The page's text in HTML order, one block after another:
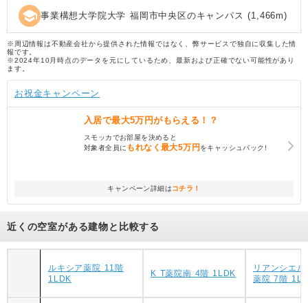
school 事業構想大学院大学 福岡市中央区のキャンパス (1,466m)
※周辺情報は不動産会社から提供された情報ではなく、弊サービスで独自に収集した情
報です。
※2024年10月時点のデータを元にしているため、最新および正確でない可能性があり
ます。
お祝金キャンペーン
入居で最大5万円がもらえる！？
スモッカでお部屋を決めると
対象者全員に もれなく最大5万円 をキャッシュバック!
キャンペーン詳細はコチラ！
近くの空室がある建物と比較する
ルキシア薬院 11階
1LDK
K T薬院南 4階 1LDK
リアンシエ
薬院 7階